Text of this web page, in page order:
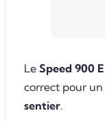
Le Speed 900 E
correct pour un
sentier.